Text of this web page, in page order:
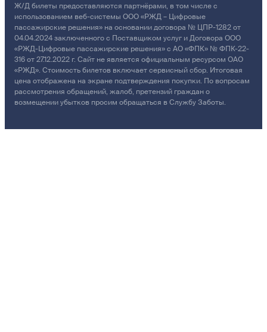
Ж/Д билеты предоставляются партнёрами, в том числе с
использованием веб-системы ООО «РЖД – Цифровые
пассажирские решения» на основании договора № ЦПР-1282 от
04.04.2024 заключенного с Поставщиком услуг и Договора ООО
«РЖД-Цифровые пассажирские решения» с АО «ФПК» № ФПК-22-
316 от 27.12.2022 г. Сайт не является официальным ресурсом ОАО
«РЖД». Стоимость билетов включает сервисный сбор. Итоговая
цена отображена на экране подтверждения покупки. По вопросам
рассмотрения обращений, жалоб, претензий граждан о
возмещении убытков просим обращаться в Службу Заботы.